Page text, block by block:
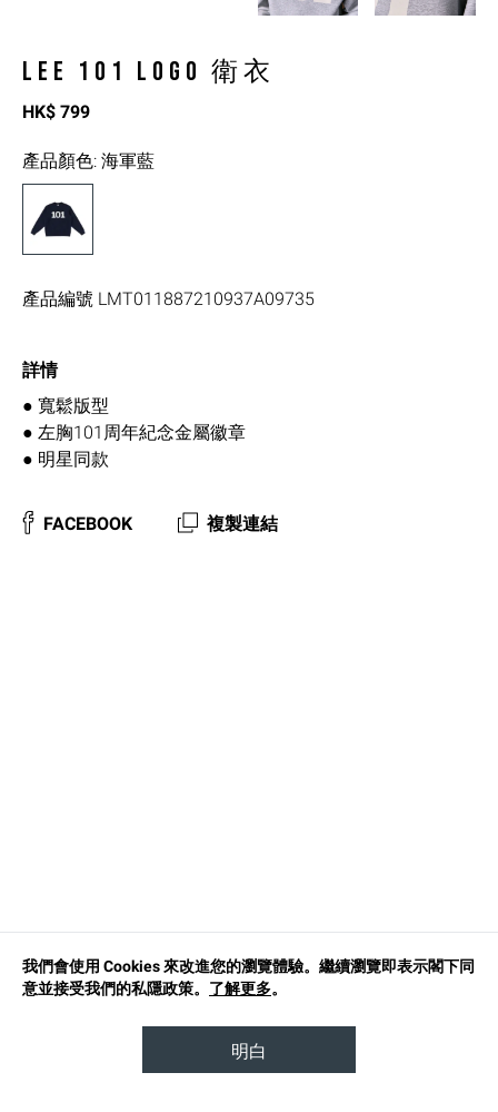
LEE 101 LOGO 衛衣
HK$ 799
產品顏色: 海軍藍
產品編號 LMT011887210937A09735
詳情
● 寬鬆版型
● 左胸101周年紀念金屬徽章
● 明星同款
FACEBOOK 複製連結
我們會使用 Cookies 來改進您的瀏覽體驗。繼續瀏覽即表示閣下同
意並接受我們的私隱政策。 了解更多。
明白